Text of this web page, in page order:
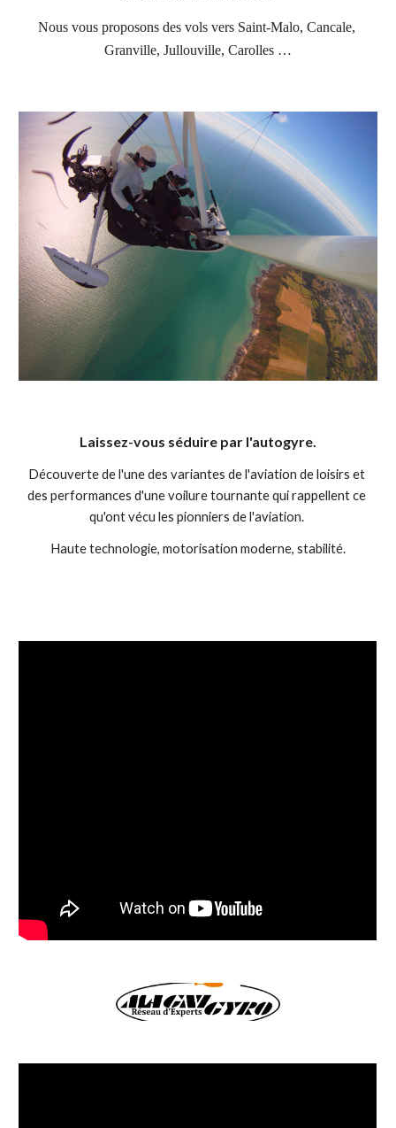
Nous vous proposons des vols vers Saint-Malo, Cancale,
Granville, Jullouville, Carolles …
Laissez-vous séduire par l'autogyre.
Découverte de
des performances d'une voilure tournante qui rappellent ce
qu'ont vécu les pionniers de l'aviation.
Haute technologie, motorisation moderne, stabilité.